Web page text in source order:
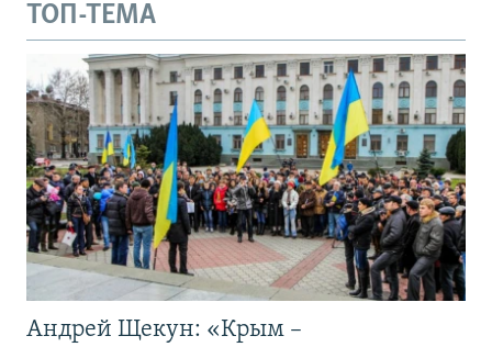
ТОП-ТЕМА
Андрей Щекун: «Крым –